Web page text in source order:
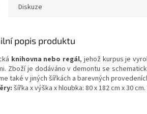
Diskuze
popis produktu
knihovna nebo regál, jehož kurpus je
Zboží je dodáváno v demontu se
také v jiných šířkách a barevných
šířka x výška x hloubka: 80 x 182 cm x 30